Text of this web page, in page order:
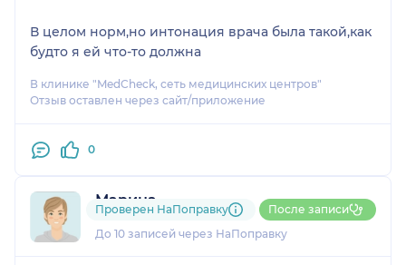
В целом норм,но интонация врача была такой,как
будто я ей что-то должна
В клинике "MedCheck, сеть медицинских центров"
Отзыв оставлен через сайт/приложение
0
Марина
1 отзыв
До 10 записей через НаПоправку
Проверен НаПоправку После записи